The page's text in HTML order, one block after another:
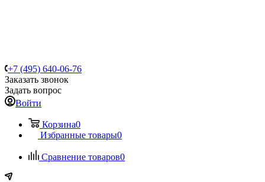
+7 (495) 640-06-76
Заказать звонок
Задать вопрос
Войти
Корзина0
Избранные товары0
Сравнение товаров0